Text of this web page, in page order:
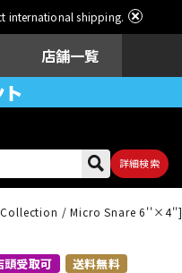
international shipping.
店舗一覧
詳細検索
ドラム
Collection / Micro Snare 6''×4'']
頭受取可 送料無料